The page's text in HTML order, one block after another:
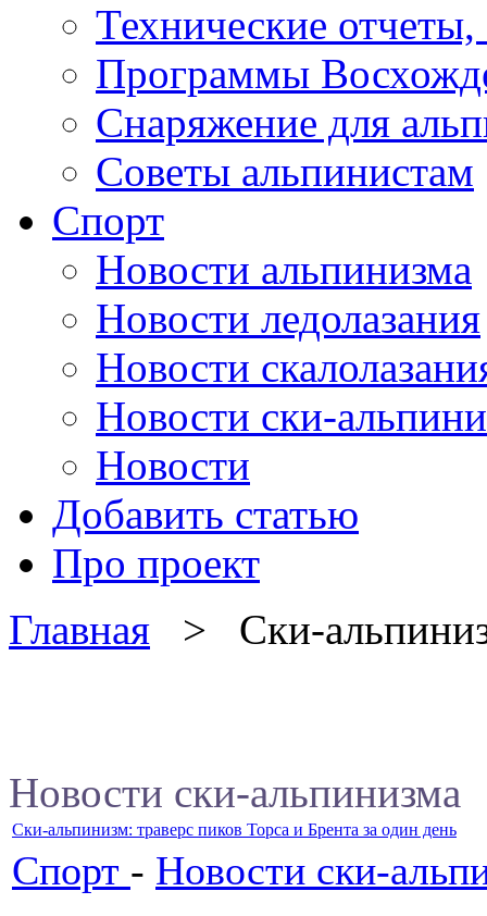
Технические
Программы
Снаряжение для
Советы альпинистам
Спорт
Новости альпинизма
Новости ледолазания
Новости
Новости ски-
Новости
Добавить статью
Про проект
Главная > Ски-
Новости ски-альпинизма
Ски-альпинизм: траверс пиков Торса и Брента за один день
Спорт - Новости ски-